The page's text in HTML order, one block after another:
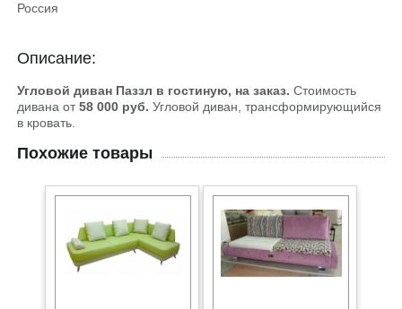
Россия
Описание:
Угловой диван Паззл в гостиную, на заказ. Стоимость
дивана от58 000 руб. Угловой диван, трансформирующийся
в кровать.
Похожие товары